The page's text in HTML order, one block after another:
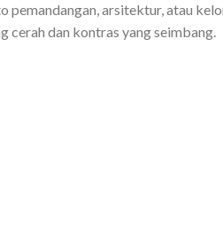
arsitektur, atau
cerah dan kontras yang seimbang.